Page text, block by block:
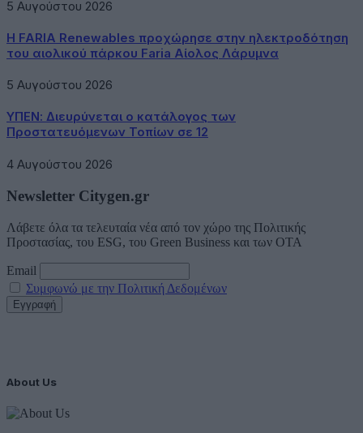
5 Αυγούστου 2026
Η FARIA Renewables προχώρησε στην ηλεκτροδότηση
του αιολικού πάρκου Faria Αίολος Λάρυμνα
5 Αυγούστου 2026
ΥΠΕΝ: Διευρύνεται ο κατάλογος των
Προστατευόμενων Τοπίων σε 12
4 Αυγούστου 2026
Newsletter Citygen.gr
Λάβετε όλα τα τελευταία νέα από τον χώρο της Πολιτικής
Προστασίας, του ESG, του Green Business και των ΟΤΑ
Email
Συμφωνώ με την Πολιτική Δεδομένων
About Us